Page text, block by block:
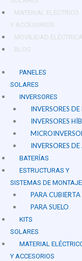
MATERIAL ELÉCTRICO
Y ACCESORIOS
MOVILIDAD
BLOG
PANELES
SOLARES
INVERSORES
INVERSORES DE
INVERSORES
INVERSORES
BATERÍAS
ESTRUCTURAS Y
SISTEMAS DE MONTAJE
PARA
PARA SUELO
KITS
SOLARES
MATERIAL
Y ACCESORIOS